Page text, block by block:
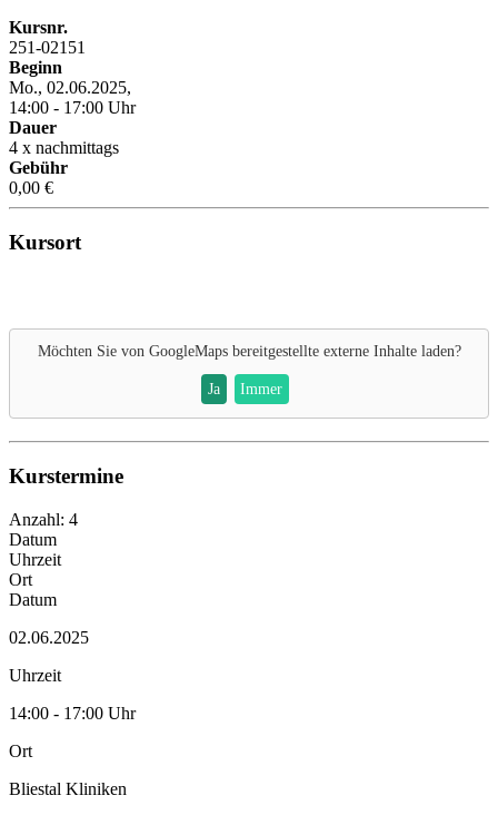
Kursnr.
251-02151
Beginn
Mo., 02.06.2025,
14:00 - 17:00 Uhr
Dauer
4 x nachmittags
Gebühr
0,00 €
Kursort
Möchten Sie von GoogleMapsbereitgestellte externe Inhalte laden?
Ja Immer
Kurstermine
Anzahl: 4
Datum
Uhrzeit
Ort
Datum
02.06.2025
Uhrzeit
14:00 - 17:00 Uhr
Ort
Bliestal Kliniken